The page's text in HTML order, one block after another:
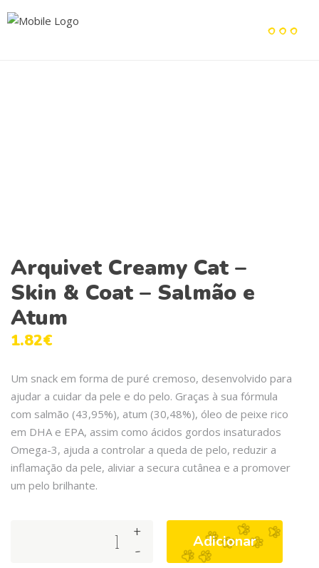
Arquivet Creamy Cat –
Skin & Coat – Salmão e
Atum
1.82€
Um snack em forma de puré cremoso, desenvolvido para
ajudar a cuidar da pele e do pelo. Graças à sua fórmula
com salmão (43,95%), atum (30,48%), óleo de peixe rico
em DHA e EPA, assim como ácidos gordos insaturados
Omega-3, ajuda a controlar a queda de pelo, reduzir a
inflamação da pele, aliviar a secura cutânea e a promover
um pelo brilhante.
-
+ Adicionar